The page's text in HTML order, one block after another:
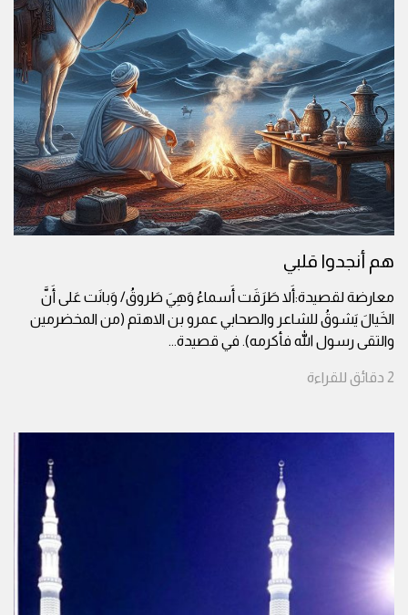
هم أنجدوا قلبي
معارضة لقصيدة:أَلا طَرَقَت أَسماءُ وَهِيَ طَروقُ/ وَبانَت عَلى أَنَّ
الخَيالَ يَشوقُ للشاعر والصحابي عمرو بن الاهتم (من المخضرمين
والتقى رسول الله فأكرمه). في قصيدة...
2 دقائق للقراءة